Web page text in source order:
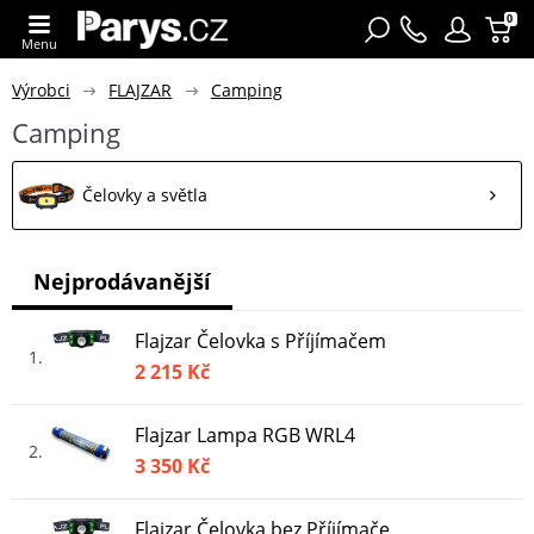
0
Menu
Výrobci FLAJZAR Camping
Camping
Čelovky a světla
1
Flajzar Čelovka s Příjímačem
2 215 Kč
2
Flajzar Lampa RGB WRL4
3 350 Kč
Nejprodávanější